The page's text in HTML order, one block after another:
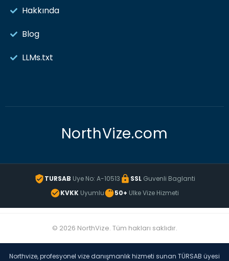
Hakkında
Blog
LLMs.txt
NorthVize.com
TURSAB Uye No: A-10513 SSLGuvenli Baglanti
KVKK Uyumlu 50+ Ulke Vize Hizmeti
© 2026 NorthVize. Tüm hakları saklıdır.
Northvize, profesyonel vize danışmanlık hizmeti sunan TÜRSAB üyesi